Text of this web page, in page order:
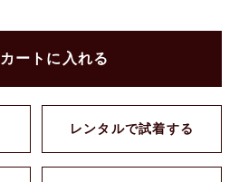
カートに入れる
レンタルで試着する